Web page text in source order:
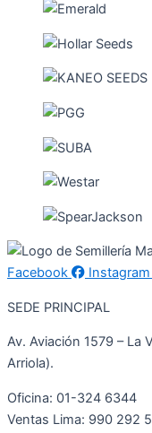
Facebook Instagram
SEDE PRINCIPAL
Av. Aviación 1579 – La
Arriola).
Oficina: 01-324 6344
Ventas Lima: 990 292